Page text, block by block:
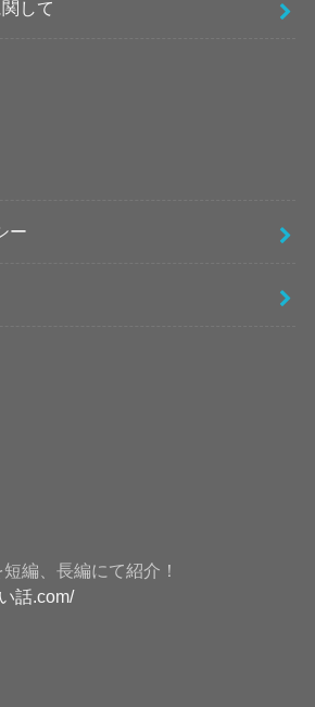
して
ー
編、長編にて紹介！
話.com/